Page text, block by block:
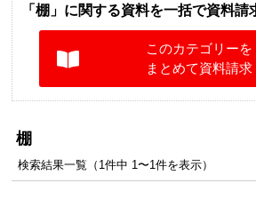
「棚」に関する資料を一括で資料請
このカテゴリーを
まとめて資料請求
棚
検索結果一覧（1件中 1〜1件を表示）